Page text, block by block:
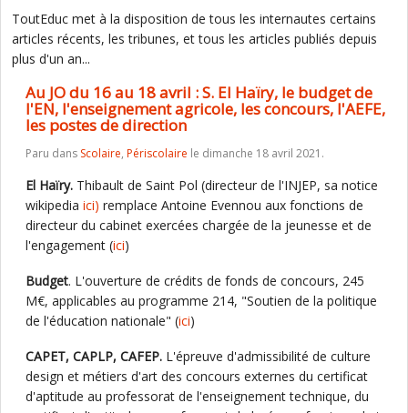
ToutEduc met à la disposition de tous les internautes certains
articles récents, les tribunes, et tous les articles publiés depuis
plus d'un an...
Au JO du 16 au 18 avril : S. El Haïry, le budget de
l'EN, l'enseignement agricole, les concours, l'AEFE,
les postes de direction
Paru dans Scolaire, Périscolaire le dimanche 18 avril 2021.
El Haïry. Thibault de Saint Pol (directeur de l'INJEP, sa notice
wikipedia ici) remplace Antoine Evennou aux fonctions de
directeur du cabinet exercées chargée de la jeunesse et de
l'engagement (ici)
Budget. L'ouverture de crédits de fonds de concours, 245
M€, applicables au programme 214, "Soutien de la politique
de l'éducation nationale" (ici)
CAPET, CAPLP, CAFEP. L'épreuve d'admissibilité de culture
design et métiers d'art des concours externes du certificat
d'aptitude au professorat de l'enseignement technique, du